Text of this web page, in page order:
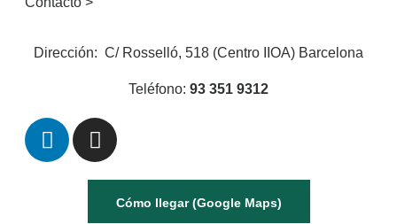
Dirección: C/ Rosselló, 518 (Centro IIOA) Barcelona
Teléfono: 93 351 9312
Cómo llegar (Google Maps)